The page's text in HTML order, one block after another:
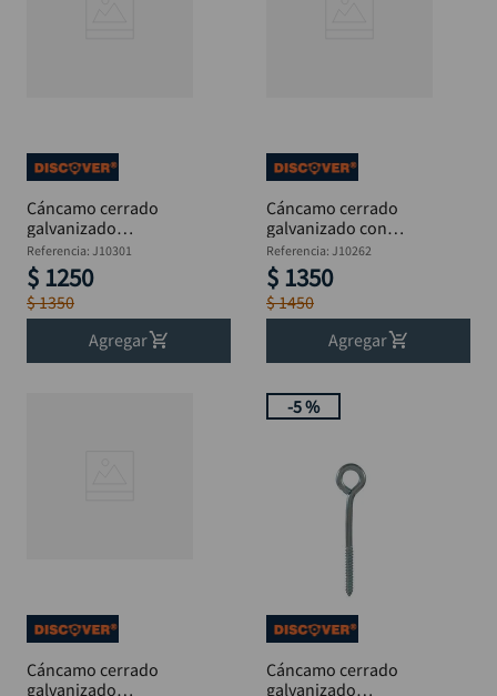
Cáncamo cerrado
galvanizado
perforante 1/4 x 4"
DISCOVER
Referencia: J10301
$ 1250
$1350
Agregar
Cáncamo cerrado
galvanizado con
tuerca 1/4 x 3"
DISCOVER
Referencia: J10262
$ 1350
$1450
Agregar
Cáncamo cerrado
galvanizado
-5 %
Cáncamo cerrado
galvanizado